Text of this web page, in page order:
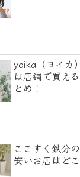
yoika（ヨイカ
は店舗で買え
とめ！
ここすく鉄分
安いお店はど